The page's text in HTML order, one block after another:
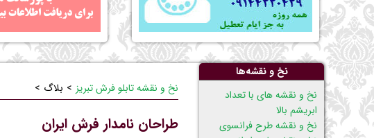
نخ و نقشه تابلو فرش تبریز بلاگ
طراحان نامدار فرش ایران
نخ و نقشه‌ها
پریدن
ناوبری
نخ و نقشه های با تعداد
ابریشم بالا
نخ و نقشه طرح فرانسوی